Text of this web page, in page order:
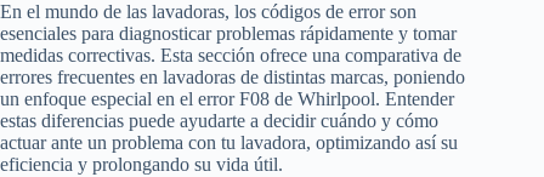
En el mundo de las lavadoras, los códigos de error son
esenciales para diagnosticar problemas rápidamente y tomar
medidas correctivas. Esta sección ofrece una comparativa de
errores frecuentes en lavadoras de distintas marcas, poniendo
un enfoque especial en el error F08 de Whirlpool. Entender
estas diferencias puede ayudarte a decidir cuándo y cómo
actuar ante un problema con tu lavadora, optimizando así su
eficiencia y prolongando su vida útil.